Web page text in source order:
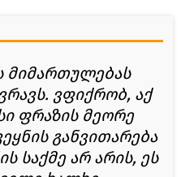
მიმართულებას
ვფიქრობ, აქ
ფრაზის მეორე
განვითარება
საქმე არ არის, ეს